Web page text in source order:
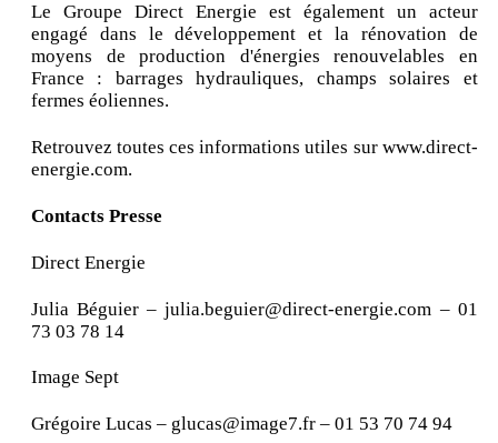
Le Groupe Direct Energie est également un acteur
engagé dans le développement et la rénovation de
moyens de production d'énergies renouvelables en
France : barrages hydrauliques, champs solaires et
fermes éoliennes.
Retrouvez toutes ces informations utiles sur www.direct-
energie.com.
Contacts Presse
Direct Energie
Julia Béguier – julia.beguier@direct-energie.com – 01
73 03 78 14
Image Sept
Grégoire Lucas – glucas@image7.fr – 01 53 70 74 94